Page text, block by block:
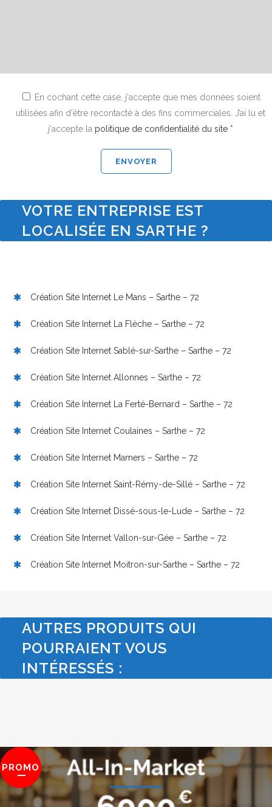
En cochant cette case, j'accepte que mes données soient
utilisées afin d'être recontacté à des fins commerciales. J’ai lu et
j'accepte la politique de confidentialité du site *
VOTRE ENTREPRISE EST
LOCALISÉE EN SARTHE ?
Création Site Internet Le Mans – Sarthe – 72
Création Site Internet La Flèche – Sarthe – 72
Création Site Internet Sablé-sur-Sarthe – Sarthe – 72
Création Site Internet Allonnes – Sarthe – 72
Création Site Internet La Ferté-Bernard – Sarthe – 72
Création Site Internet Coulaines – Sarthe – 72
Création Site Internet Mamers – Sarthe – 72
Création Site Internet Saint-Rémy-de-Sillé – Sarthe – 72
Création Site Internet Dissé-sous-le-Lude – Sarthe – 72
Création Site Internet Vallon-sur-Gée – Sarthe – 72
Création Site Internet Moitron-sur-Sarthe – Sarthe – 72
AUTRES PRODUITS QUI
POURRAIENT VOUS
INTÉRESSÉS :
PROMO